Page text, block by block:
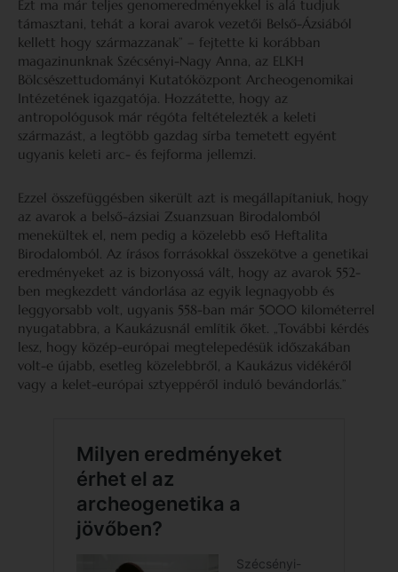
Ezt ma már teljes genomeredményekkel is alá tudjuk
támasztani, tehát a korai avarok vezetői Belső-Ázsiából
kellett hogy származzanak” – fejtette ki korábban
magazinunknak Szécsényi-Nagy Anna, az ELKH
Bölcsészettudományi Kutatóközpont Archeogenomikai
Intézetének igazgatója. Hozzátette, hogy az
antropológusok már régóta feltételezték a keleti
származást, a legtöbb gazdag sírba temetett egyént
ugyanis keleti arc- és fejforma jellemzi.
Ezzel összefüggésben sikerült azt is megállapítaniuk, hogy
az avarok a belső-ázsiai Zsuanzsuan Birodalomból
menekültek el, nem pedig a közelebb eső Heftalita
Birodalomból. Az írásos forrásokkal összekötve a genetikai
eredményeket az is bizonyossá vált, hogy az avarok 552-
ben megkezdett vándorlása az egyik legnagyobb és
leggyorsabb volt, ugyanis 558-ban már 5000 kilométerrel
nyugatabbra, a Kaukázusnál említik őket. „További kérdés
lesz, hogy közép-európai megtelepedésük időszakában
volt-e újabb, esetleg közelebbről, a Kaukázus vidékéről
vagy a kelet-európai sztyeppéről induló bevándorlás.”